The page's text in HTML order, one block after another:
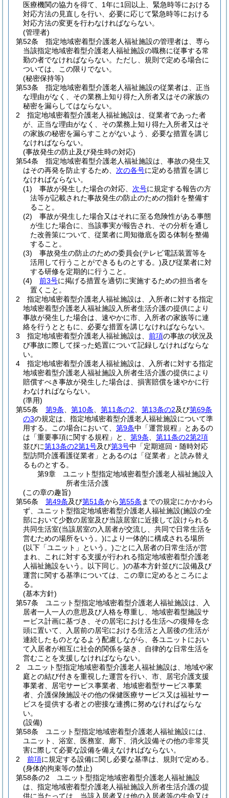
医療機関の協力を得て、1年に1回以上、緊急時等における
対応方法の見直しを行い、必要に応じて緊急時等における
対応方法の変更を行わなければならない。
(管理者)
第52条
指定地域密着型介護老人福祉施設の管理者は、専ら
当該指定地域密着型介護老人福祉施設の職務に従事する常
勤の者でなければならない。 ただし、規則で定める場合に
ついては、この限りでない。
(秘密保持等)
第53条
指定地域密着型介護老人福祉施設の従業者は、正当
な理由がなく、その業務上知り得た入所者又はその家族の
秘密を漏らしてはならない。
2
指定地域密着型介護老人福祉施設は、従業者であった者
が、正当な理由がなく、その業務上知り得た入所者又はそ
の家族の秘密を漏らすことがないよう、必要な措置を講じ
なければならない。
(事故発生の防止及び発生時の対応)
第54条
指定地域密着型介護老人福祉施設は、事故の発生又
はその再発を防止するため、 次の各号に定める措置を講じ
なければならない。
(1)
事故が発生した場合の対応、 次号に規定する報告の方
法等が記載された事故発生の防止のための指針を整備す
ること。
(2)
事故が発生した場合又はそれに至る危険性がある事態
が生じた場合に、当該事実が報告され、その分析を通し
た改善策について、従業者に周知徹底を図る体制を整備
すること。
(3)
事故発生の防止のための委員会(テレビ電話装置等を
活用して行うことができるものとする。)及び従業者に対
する研修を定期的に行うこと。
(4)
前3号に掲げる措置を適切に実施するための担当者を
置くこと。
2
指定地域密着型介護老人福祉施設は、入所者に対する指定
地域密着型介護老人福祉施設入所者生活介護の提供により
事故が発生した場合は、速やかに市、入所者の家族等に連
絡を行うとともに、必要な措置を講じなければならない。
3
指定地域密着型介護老人福祉施設は、 前項の事故の状況及
び事故に際して採った処置について記録しなければならな
い。
4
指定地域密着型介護老人福祉施設は、入所者に対する指定
地域密着型介護老人福祉施設入所者生活介護の提供により
賠償すべき事故が発生した場合は、損害賠償を速やかに行
わなければならない。
(準用)
第55条
第9条 第10条 第11条の2 第13条の2及び第69条
の3の規定は、指定地域密着型介護老人福祉施設について準
用する。
この場合において、 第9条中「運営規程」とあるの
は「重要事項に関する規程」と、 第9条
第11条の2第2項
並びに第13条の2第1号及び第3号中「定期巡回・随時対応
型訪問介護看護従業者」とあるのは「従業者」と読み替え
るものとする。
第9章
ユニット型指定地域密着型介護老人福祉施設入
所者生活介護
(この章の趣旨)
第56条
第49条及び第51条から第55条 までの規定にかかわら
ず、ユニット型指定地域密着型介護老人福祉施設(施設の全
部において少数の居室及び当該居室に近接して設けられる
共同生活室(当該居室の入居者が交流し、共同で日常生活を
営むための場所をいう。)により一体的に構成される場所
(以下「ユニット」という。)ごとに入居者の日常生活が営
まれ、これに対する支援が行われる指定地域密着型介護老
人福祉施設をいう。以下同じ。)の基本方針並びに設備及び
運営に関する基準については、この章に定めるところによ
る。
(基本方針)
第57条
ユニット型指定地域密着型介護老人福祉施設は、入
居者一人一人の意思及び人格を尊重し、地域密着型施設サ
ービス計画に基づき、その居宅における生活への復帰を念
頭に置いて、入居前の居宅における生活と入居後の生活が
連続したものとなるよう配慮しながら、各ユニットにおい
て入居者が相互に社会的関係を築き、自律的な日常生活を
営むことを支援しなければならない。
2
ユニット型指定地域密着型介護老人福祉施設は、地域や家
庭との結び付きを重視した運営を行い、市、居宅介護支援
事業者、居宅サービス事業者、地域密着型サービス事業
者、介護保険施設その他の保健医療サービス又は福祉サー
ビスを提供する者との密接な連携に努めなければならな
い。
(設備)
第58条
ユニット型指定地域密着型介護老人福祉施設には、
ユニット、浴室、医務室、廊下、消火設備その他の非常災
害に際して必要な設備を備えなければならない。
2
前項に規定する設備に関し必要な基準は、規則で定める。
(身体的拘束等の禁止)
第58条の2
ユニット型指定地域密着型介護老人福祉施設
は、指定地域密着型介護老人福祉施設入所者生活介護の提
供に当たっては、当該入居者又は他の入居者等の生命又は